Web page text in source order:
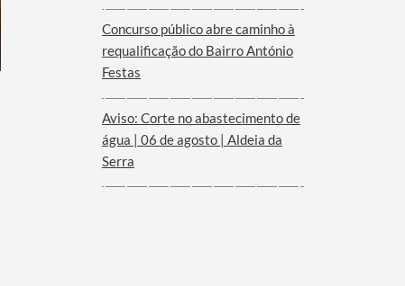
Governo para o Interior do
Alentejo
Concurso público abre caminho à
requalificação do Bairro António
Festas
Aviso: Corte no abastecimento de
água | 06 de agosto | Aldeia da
Serra